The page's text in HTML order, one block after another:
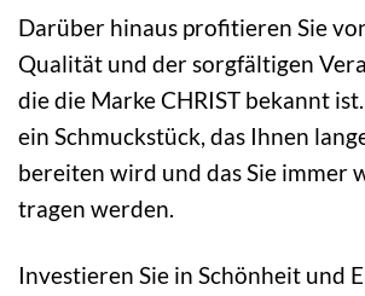
Darüber hinaus profitieren Sie
Qualität und der sorgfältigen
die die Marke CHRIST bekannt
ein Schmuckstück, das Ihnen
bereiten wird und das Sie immer
tragen werden.
Investieren Sie in Schönheit und